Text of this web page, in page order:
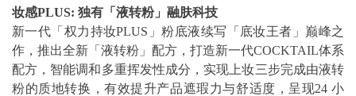
妆感PLUS: 独有「液转粉」融肤科技
新一代「权力持妆PLUS」粉底液续写「底妆王者」巅峰之
作，推出全新「液转粉」配方，打造新一代COCKTAIL体系
配方，智能调和多重挥发性成分，实现上妆三步完成由液转
粉的质地转换，有效提升产品遮瑕力与舒适度，呈现24 小